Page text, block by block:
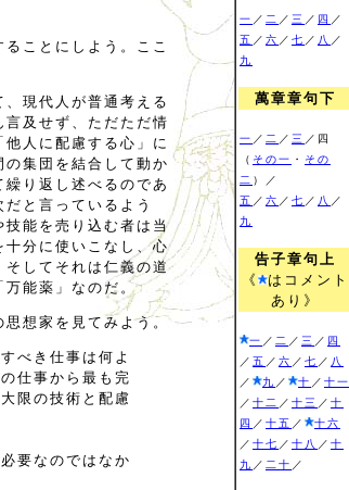
ことにしよう。ここ
現代人が普通考える
及せず、ただただ情
人に配慮する心」に
集団を結合して動か
り返し述べるのであ
と言っているよう
技能を売り込む者は当
十分に使いこなし、心
してそれは仁義の道
万能薬」なのだ。
想家を見てみよう。
べき仕事は何よ
仕事から最も完
限の技術と配慮
要なのではなか
一 ／ 二 ／ 三 ／ 四 ／
五 ／ 六 ／ 七 ／ 八 ／
九
萬章章句下
一 ／ 二 ／ 三 ／四
（ その一 ・ その
二 ）／
五 ／ 六 ／ 七 ／ 八 ／
九
告子章句上
《
はコメント
あり》
一 ／ 二 ／ 三 ／ 四
／ 五 ／ 六 ／ 七 ／ 八
／
九 ／ 十 ／ 十一
／ 十二 ／ 十三 ／ 十
四 ／ 十五 ／
十六
／ 十七 ／ 十八 ／ 十
九 ／ 二十 ／